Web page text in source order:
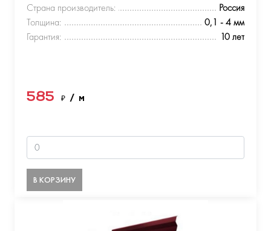
Страна производитель:
Россия
Толщина:
0,1 - 4 мм
Гарантия:
10 лет
585 ₽ / м
В КОРЗИНУ